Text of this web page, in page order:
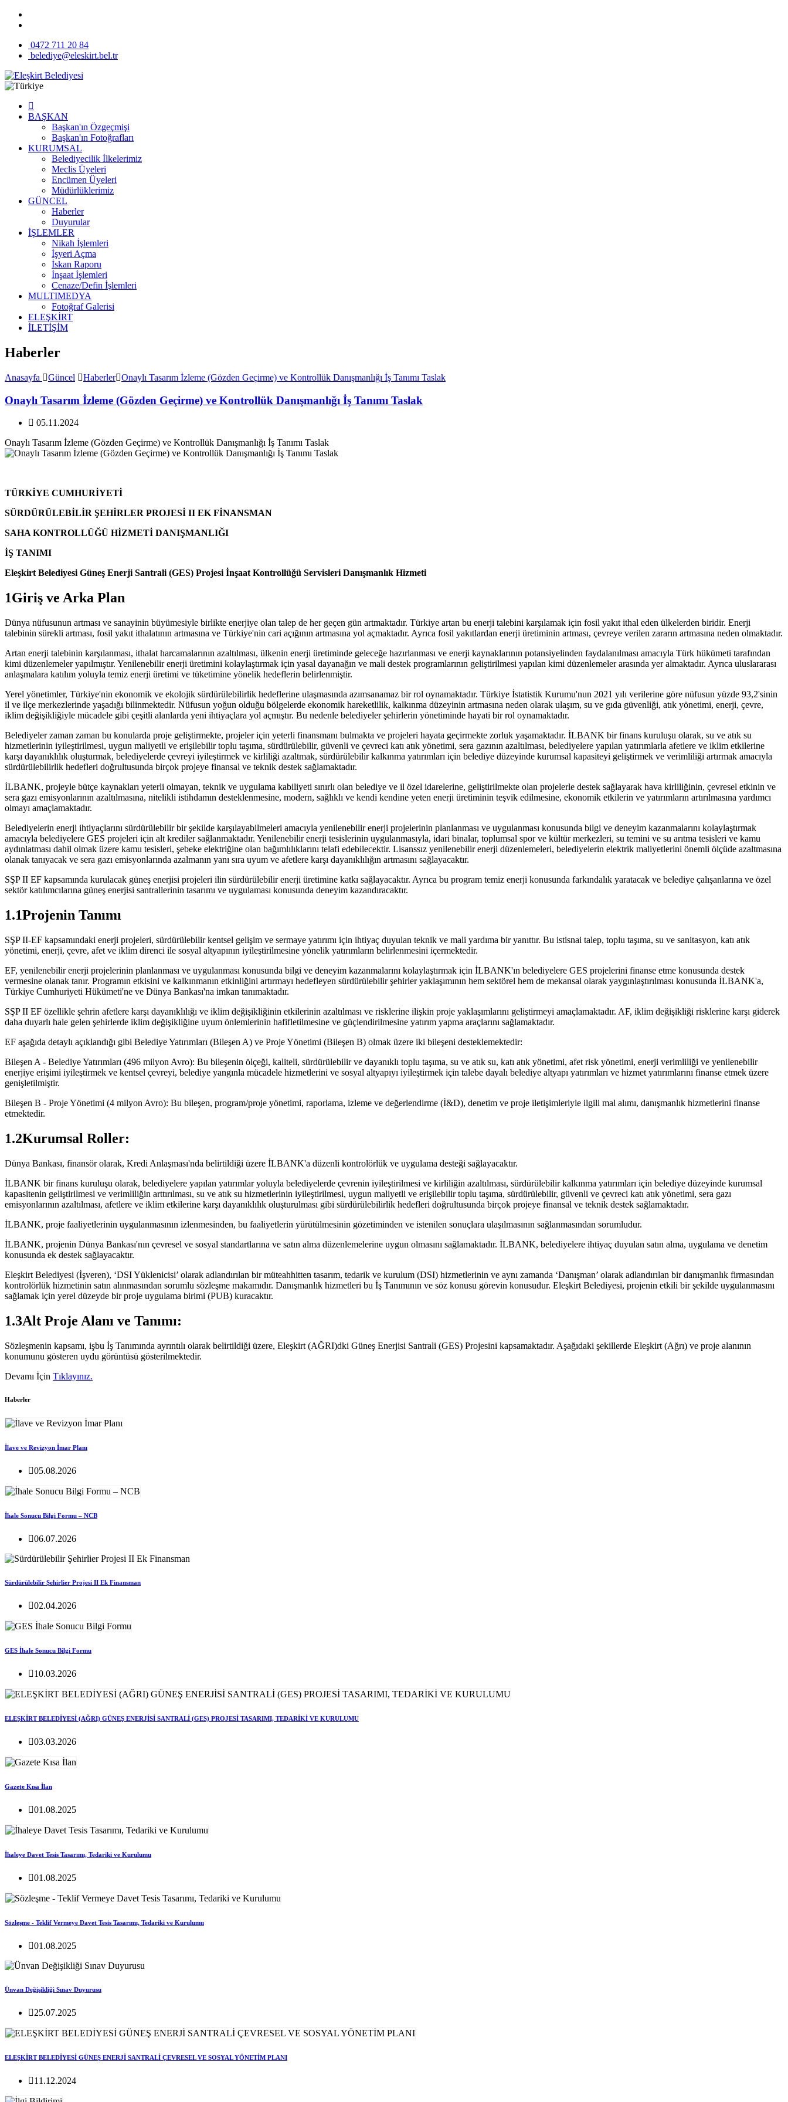
0472 711 20 84
belediye@eleskirt.bel.tr
BAŞKAN
Başkan'ın Özgeçmişi
Başkan'ın Fotoğrafları
KURUMSAL
Belediyecilik İlkelerimiz
Meclis Üyeleri
Encümen Üyeleri
Müdürlüklerimiz
GÜNCEL
Haberler
Duyurular
İŞLEMLER
Nikah İşlemleri
İşyeri Açma
İskan Raporu
İnşaat İşlemleri
Cenaze/Defin İşlemleri
MULTIMEDYA
Fotoğraf Galerisi
ELEŞKİRT
İLETİŞİM
Haberler
Anasayfa Güncel Haberler Onaylı Tasarım İzleme (Gözden Geçirme) ve Kontrollük Danışmanlığı İş Tanımı Taslak
Onaylı Tasarım İzleme (Gözden Geçirme) ve Kontrollük Danışmanlığı İş Tanımı Taslak
05.11.2024
Onaylı Tasarım İzleme (Gözden Geçirme) ve Kontrollük Danışmanlığı İş Tanımı Taslak
TÜRKİYE CUMHURİYETİ
SÜRDÜRÜLEBİLİR ŞEHİRLER PROJESİ II EK FİNANSMAN
SAHA KONTROLLÜĞÜ HİZMETİ DANIŞMANLIĞI
İŞ TANIMI
Eleşkirt Belediyesi Güneş Enerji Santrali (GES) Projesi İnşaat Kontrollüğü Servisleri Danışmanlık Hizmeti
1Giriş ve Arka Plan
Dünya nüfusunun artması ve sanayinin büyümesiyle birlikte enerjiye olan talep de her geçen gün artmaktadır. Türkiye artan bu enerji talebini karşılamak için fosil yakıt ithal eden ülkelerden biridir. Enerji
talebinin sürekli artması, fosil yakıt ithalatının artmasına ve Türkiye'nin cari açığının artmasına yol açmaktadır. Ayrıca fosil yakıtlardan enerji üretiminin artması, çevreye verilen zararın artmasına neden olmaktadır.
Artan enerji talebinin karşılanması, ithalat harcamalarının azaltılması, ülkenin enerji üretiminde geleceğe hazırlanması ve enerji kaynaklarının potansiyelinden faydalanılması amacıyla Türk hükümeti tarafından
kimi düzenlemeler yapılmıştır. Yenilenebilir enerji üretimini kolaylaştırmak için yasal dayanağın ve mali destek programlarının geliştirilmesi yapılan kimi düzenlemeler arasında yer almaktadır. Ayrıca uluslararası
anlaşmalara katılım yoluyla temiz enerji üretimi ve tüketimine yönelik hedeflerin belirlenmiştir.
Yerel yönetimler, Türkiye'nin ekonomik ve ekolojik sürdürülebilirlik hedeflerine ulaşmasında azımsanamaz bir rol oynamaktadır. Türkiye İstatistik Kurumu'nun 2021 yılı verilerine göre nüfusun yüzde 93,2'sinin
il ve ilçe merkezlerinde yaşadığı bilinmektedir. Nüfusun yoğun olduğu bölgelerde ekonomik hareketlilik, kalkınma düzeyinin artmasına neden olarak ulaşım, su ve gıda güvenliği, atık yönetimi, enerji, çevre,
iklim değişikliğiyle mücadele gibi çeşitli alanlarda yeni ihtiyaçlara yol açmıştır. Bu nedenle belediyeler şehirlerin yönetiminde hayati bir rol oynamaktadır.
Belediyeler zaman zaman bu konularda proje geliştirmekte, projeler için yeterli finansmanı bulmakta ve projeleri hayata geçirmekte zorluk yaşamaktadır. İLBANK bir finans kuruluşu olarak, su ve atık su
hizmetlerinin iyileştirilmesi, uygun maliyetli ve erişilebilir toplu taşıma, sürdürülebilir, güvenli ve çevreci katı atık yönetimi, sera gazının azaltılması, belediyelere yapılan yatırımlarla afetlere ve iklim etkilerine
karşı dayanıklılık oluşturmak, belediyelerde çevreyi iyileştirmek ve kirliliği azaltmak, sürdürülebilir kalkınma yatırımları için belediye düzeyinde kurumsal kapasiteyi geliştirmek ve verimliliği artırmak amacıyla
sürdürülebilirlik hedefleri doğrultusunda birçok projeye finansal ve teknik destek sağlamaktadır.
İLBANK, projeyle bütçe kaynakları yeterli olmayan, teknik ve uygulama kabiliyeti sınırlı olan belediye ve il özel idarelerine, geliştirilmekte olan projelerle destek sağlayarak hava kirliliğinin, çevresel etkinin ve
sera gazı emisyonlarının azaltılmasına, nitelikli istihdamın desteklenmesine, modern, sağlıklı ve kendi kendine yeten enerji üretiminin teşvik edilmesine, ekonomik etkilerin ve yatırımların artırılmasına yardımcı
olmayı amaçlamaktadır.
Belediyelerin enerji ihtiyaçlarını sürdürülebilir bir şekilde karşılayabilmeleri amacıyla yenilenebilir enerji projelerinin planlanması ve uygulanması konusunda bilgi ve deneyim kazanmalarını kolaylaştırmak
amacıyla belediyelere GES projeleri için alt krediler sağlanmaktadır. Yenilenebilir enerji tesislerinin uygulanmasıyla, idari binalar, toplumsal spor ve kültür merkezleri, su temini ve su arıtma tesisleri ve kamu
aydınlatması dahil olmak üzere kamu tesisleri, şebeke elektriğine olan bağımlılıklarını telafi edebilecektir. Lisanssız yenilenebilir enerji düzenlemeleri, belediyelerin elektrik maliyetlerini önemli ölçüde azaltmasına
olanak tanıyacak ve sera gazı emisyonlarında azalmanın yanı sıra uyum ve afetlere karşı dayanıklılığın artmasını sağlayacaktır.
SŞP II EF kapsamında kurulacak güneş enerjisi projeleri ilin sürdürülebilir enerji üretimine katkı sağlayacaktır. Ayrıca bu program temiz enerji konusunda farkındalık yaratacak ve belediye çalışanlarına ve özel
sektör katılımcılarına güneş enerjisi santrallerinin tasarımı ve uygulaması konusunda deneyim kazandıracaktır.
1.1Projenin Tanımı
SŞP II-EF kapsamındaki enerji projeleri, sürdürülebilir kentsel gelişim ve sermaye yatırımı için ihtiyaç duyulan teknik ve mali yardıma bir yanıttır. Bu istisnai talep, toplu taşıma, su ve sanitasyon, katı atık
yönetimi, enerji, çevre, afet ve iklim direnci ile sosyal altyapının iyileştirilmesine yönelik yatırımların belirlenmesini içermektedir.
EF, yenilenebilir enerji projelerinin planlanması ve uygulanması konusunda bilgi ve deneyim kazanmalarını kolaylaştırmak için İLBANK'ın belediyelere GES projelerini finanse etme konusunda destek
vermesine olanak tanır. Programın etkisini ve kalkınmanın etkinliğini artırmayı hedefleyen sürdürülebilir şehirler yaklaşımının hem sektörel hem de mekansal olarak yaygınlaştırılması konusunda İLBANK'a,
Türkiye Cumhuriyeti Hükümeti'ne ve Dünya Bankası'na imkan tanımaktadır.
SŞP II EF özellikle şehrin afetlere karşı dayanıklılığı ve iklim değişikliğinin etkilerinin azaltılması ve risklerine ilişkin proje yaklaşımlarını geliştirmeyi amaçlamaktadır. AF, iklim değişikliği risklerine karşı giderek
daha duyarlı hale gelen şehirlerde iklim değişikliğine uyum önlemlerinin hafifletilmesine ve güçlendirilmesine yatırım yapma araçlarını sağlamaktadır.
EF aşağıda detaylı açıklandığı gibi Belediye Yatırımları (Bileşen A) ve Proje Yönetimi (Bileşen B) olmak üzere iki bileşeni desteklemektedir:
Bileşen A - Belediye Yatırımları (496 milyon Avro): Bu bileşenin ölçeği, kaliteli, sürdürülebilir ve dayanıklı toplu taşıma, su ve atık su, katı atık yönetimi, afet risk yönetimi, enerji verimliliği ve yenilenebilir
enerjiye erişimi iyileştirmek ve kentsel çevreyi, belediye yangınla mücadele hizmetlerini ve sosyal altyapıyı iyileştirmek için talebe dayalı belediye altyapı yatırımları ve hizmet yatırımlarını finanse etmek üzere
genişletilmiştir.
Bileşen B - Proje Yönetimi (4 milyon Avro): Bu bileşen, program/proje yönetimi, raporlama, izleme ve değerlendirme (İ&D), denetim ve proje iletişimleriyle ilgili mal alımı, danışmanlık hizmetlerini finanse
etmektedir.
1.2Kurumsal Roller:
Dünya Bankası, finansör olarak, Kredi Anlaşması'nda belirtildiği üzere İLBANK'a düzenli kontrolörlük ve uygulama desteği sağlayacaktır.
İLBANK bir finans kuruluşu olarak, belediyelere yapılan yatırımlar yoluyla belediyelerde çevrenin iyileştirilmesi ve kirliliğin azaltılması, sürdürülebilir kalkınma yatırımları için belediye düzeyinde kurumsal
kapasitenin geliştirilmesi ve verimliliğin arttırılması, su ve atık su hizmetlerinin iyileştirilmesi, uygun maliyetli ve erişilebilir toplu taşıma, sürdürülebilir, güvenli ve çevreci katı atık yönetimi, sera gazı
emisyonlarının azaltılması, afetlere ve iklim etkilerine karşı dayanıklılık oluşturulması gibi sürdürülebilirlik hedefleri doğrultusunda birçok projeye finansal ve teknik destek sağlamaktadır.
İLBANK, proje faaliyetlerinin uygulanmasının izlenmesinden, bu faaliyetlerin yürütülmesinin gözetiminden ve istenilen sonuçlara ulaşılmasının sağlanmasından sorumludur.
İLBANK, projenin Dünya Bankası'nın çevresel ve sosyal standartlarına ve satın alma düzenlemelerine uygun olmasını sağlamaktadır. İLBANK, belediyelere ihtiyaç duyulan satın alma, uygulama ve denetim
konusunda ek destek sağlayacaktır.
Eleşkirt Belediyesi (İşveren), ‘DSI Yüklenicisi’ olarak adlandırılan bir müteahhitten tasarım, tedarik ve kurulum (DSI) hizmetlerinin ve aynı zamanda ‘Danışman’ olarak adlandırılan bir danışmanlık firmasından
kontrolörlük hizmetinin satın alınmasından sorumlu sözleşme makamıdır. Danışmanlık hizmetleri bu İş Tanımının ve söz konusu görevin konusudur. Eleşkirt Belediyesi, projenin etkili bir şekilde uygulanmasını
sağlamak için yerel düzeyde bir proje uygulama birimi (PUB) kuracaktır.
1.3Alt Proje Alanı ve Tanımı:
Sözleşmenin kapsamı, işbu İş Tanımında ayrıntılı olarak belirtildiği üzere, Eleşkirt (AĞRI)dki Güneş Enerjisi Santrali (GES) Projesini kapsamaktadır. Aşağıdaki şekillerde Eleşkirt (Ağrı) ve proje alanının
konumunu gösteren uydu görüntüsü gösterilmektedir.
Devamı İçin Tıklayınız.
Haberler
İlave ve Revizyon İmar Planı
05.08.2026
İhale Sonucu Bilgi Formu – NCB
06.07.2026
Sürdürülebilir Şehirlier Projesi II Ek Finansman
02.04.2026
GES İhale Sonucu Bilgi Formu
10.03.2026
ELEŞKİRT BELEDİYESİ (AĞRI) GÜNEŞ ENERJİSİ SANTRALİ (GES) PROJESİ TASARIMI, TEDARİKİ VE KURULUMU
03.03.2026
Gazete Kısa İlan
01.08.2025
İhaleye Davet Tesis Tasarımı, Tedariki ve Kurulumu
01.08.2025
Sözleşme - Teklif Vermeye Davet Tesis Tasarımı, Tedariki ve Kurulumu
01.08.2025
Ünvan Değişikliği Sınav Duyurusu
25.07.2025
ELEŞKİRT BELEDİYESİ GÜNEŞ ENERJİ SANTRALİ ÇEVRESEL VE SOSYAL YÖNETİM PLANI
11.12.2024